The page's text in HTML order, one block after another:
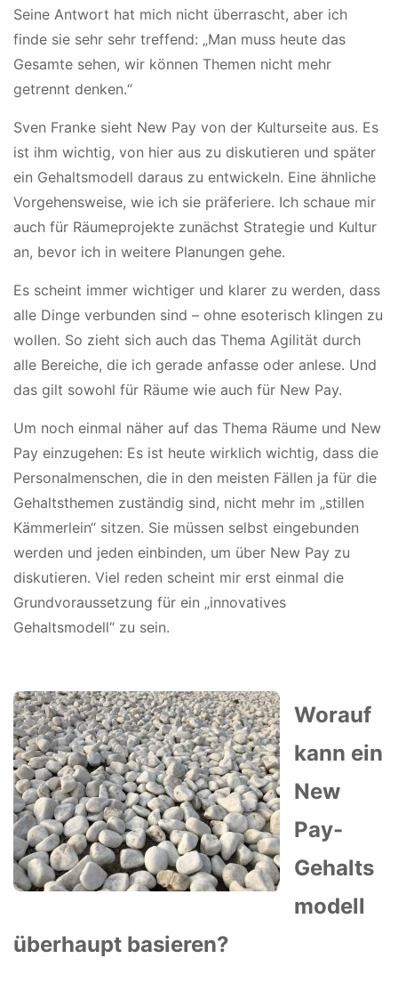
Seine Antwort hat mich nicht überrascht, aber ich
finde sie sehr sehr treffend: „Man muss heute das
Gesamte sehen, wir können Themen nicht mehr
getrennt denken.“
Sven Franke sieht New Pay von der Kulturseite aus. Es
ist ihm wichtig, von hier aus zu diskutieren und später
ein Gehaltsmodell daraus zu entwickeln. Eine ähnliche
Vorgehensweise, wie ich sie präferiere. Ich schaue mir
auch für Räumeprojekte zunächst Strategie und Kultur
an, bevor ich in weitere Planungen gehe.
Es scheint immer wichtiger und klarer zu werden, dass
alle Dinge verbunden sind – ohne esoterisch klingen zu
wollen. So zieht sich auch das Thema Agilität durch
alle Bereiche, die ich gerade anfasse oder anlese. Und
das gilt sowohl für Räume wie auch für New Pay.
Um noch einmal näher auf das Thema Räume und New
Pay einzugehen: Es ist heute wirklich wichtig, dass die
Personalmenschen, die in den meisten Fällen ja für die
Gehaltsthemen zuständig sind, nicht mehr im „stillen
Kämmerlein“ sitzen. Sie müssen selbst eingebunden
werden und jeden einbinden, um über New Pay zu
diskutieren. Viel reden scheint mir erst einmal die
Grundvoraussetzung für ein „innovatives
Gehaltsmodell“ zu sein.
Worauf
kann ein
New
Pay-
Gehalts
modell
überhaupt basieren?